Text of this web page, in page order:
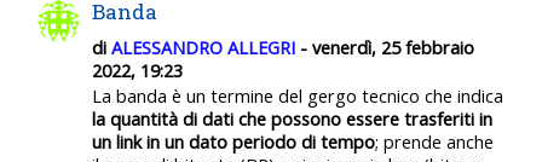
Banda
di ALESSANDRO ALLEGRI - venerdì, 25 febbraio
2022, 19:23
La banda è un termine del gergo tecnico che indica
la quantità di dati che possono essere trasferiti in
un linkin un dato periodo di tempo; prende anche